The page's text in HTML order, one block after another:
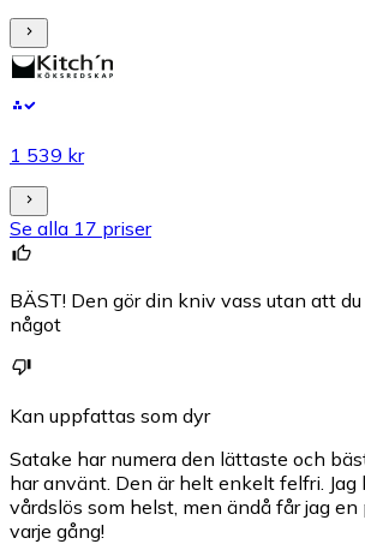
1 539 kr
Se alla 17 priser
BÄST! Den gör din kniv vass utan att
något
Kan uppfattas som dyr
Satake har numera den lättaste och
har använt. Den är helt enkelt felfri. Jag
vårdslös som helst, men ändå får jag
varje gång!